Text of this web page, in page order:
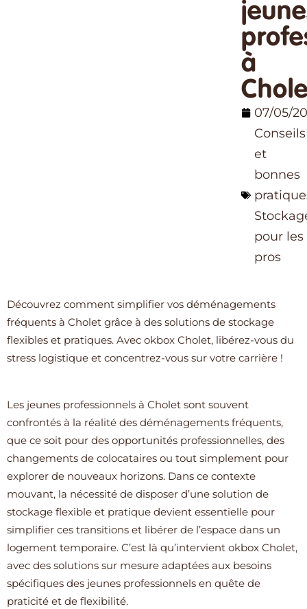
à
07/05/
Conseils
et
bonnes
pour les
pros
Découvrez comment simplifier vos déménagements
fréquents à Cholet grâce à des solutions de stockage
flexibles et pratiques. Avec okbox Cholet, libérez-vous du
stress logistique et concentrez-vous sur votre carrière !
Les jeunes professionnels à Cholet sont souvent
confrontés à la réalité des déménagements fréquents,
que ce soit pour des opportunités professionnelles, des
changements de colocataires ou tout simplement pour
explorer de nouveaux horizons. Dans ce contexte
mouvant, la nécessité de disposer d’une solution de
stockage flexible et pratique devient essentielle pour
simplifier ces transitions et libérer de l’espace dans un
logement temporaire. C’est là qu’intervient okbox Cholet,
avec des solutions sur mesure adaptées aux besoins
spécifiques des jeunes professionnels en quête de
praticité et de flexibilité.